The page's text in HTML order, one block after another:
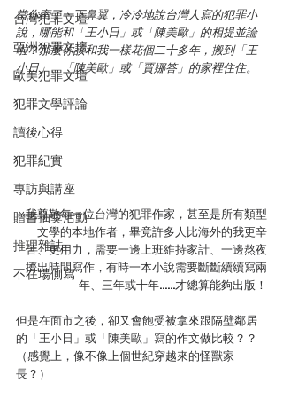
台灣犯罪文壇
亞洲犯罪文壇
歐美犯罪文壇
犯罪文學評論
讀後心得
犯罪紀實
專訪與講座
贈書抽獎活動
推理雜誌
不在場側寫
當你牽了一下鼻翼，冷冷地說台灣人寫的犯罪小
說，哪能和「王小日」或「陳美歐」的相提並論
啦？那麼你該和我一樣花個二十多年，搬到「王
小日」、「陳美歐」或「賈娜答」的家裡住住。
我尊敬每一位台灣的犯罪作家，甚至是所有類型
文學的本地作者，畢竟許多人比海外的我更辛
苦、更用力，需要一邊上班維持家計、一邊熬夜
擠出時間寫作，有時一本小說需要斷斷續續寫兩
年、三年或十年……才總算能夠出版！
但是在面市之後，卻又會飽受被拿來跟隔壁鄰居
的「王小日」或「陳美歐」寫的作文做比較？？
（感覺上，像不像上個世紀穿越來的怪獸家
長？）